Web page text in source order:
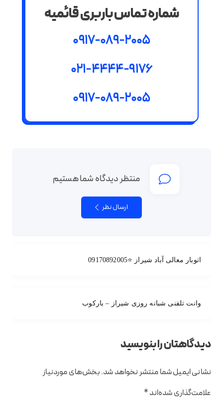
شماره تماس باربری قائمیه
0917-089-2005
021-4444-9176
0917-089-2005
منتظر دیدگاه شما هستیم
ارسال نظر
اتوبار معالی آباد شیراز ⭐09170892005
وانت تلفنی شبانه روزی شیراز – بارکوب
دیدگاهتان را بنویسید
نشانی ایمیل شما منتشر نخواهد شد.بخش‌های موردنیاز
علامت‌گذاری شده‌اند*